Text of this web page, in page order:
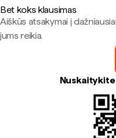
Bet koks klausimas
Aiškūs atsakymai į
jums reikia.